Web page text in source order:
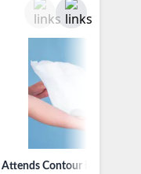
Attends Contour inleggers